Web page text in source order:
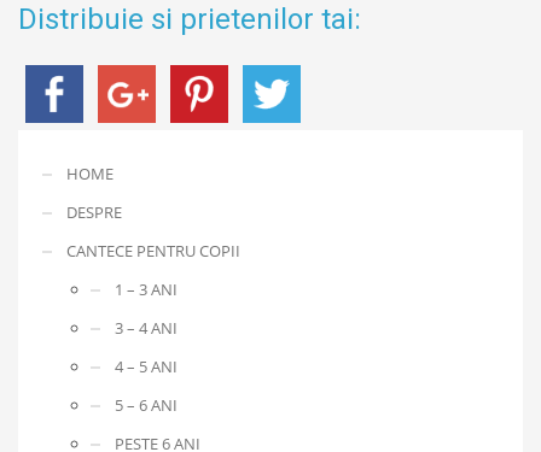
Distribuie si prietenilor tai:
HOME
DESPRE
CANTECE PENTRU COPII
1 – 3 ANI
3 – 4 ANI
4 – 5 ANI
5 – 6 ANI
PESTE 6 ANI